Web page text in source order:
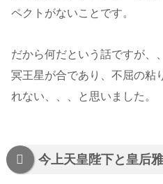
ペクトがないことです。
だから何だという話ですが、
冥王星が合であり、不屈の粘
れない、、、と思いました。
今上天皇陛下と皇后